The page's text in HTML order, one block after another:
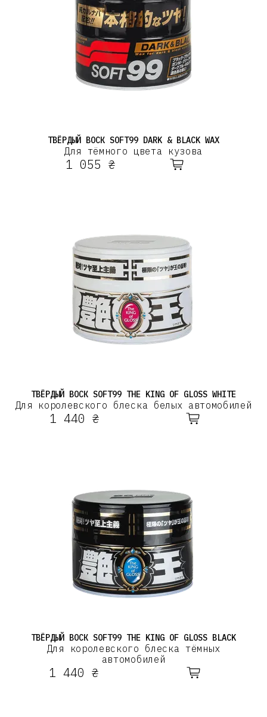
ТВЁРДЫЙ ВОСК SOFT99 DARK & BLACK WAX
Для тёмного цвета кузова
1 055 ₴
ТВЁРДЫЙ ВОСК SOFT99 THE KING OF GLOSS WHITE
Для королевского блеска белых автомобилей
1 440 ₴
ТВЁРДЫЙ ВОСК SOFT99 THE KING OF GLOSS BLACK
Для королевского блеска тёмных
автомобилей
1 440 ₴